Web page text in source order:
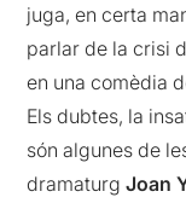
juga, en certa
parlar de la crisi
en una comèdia
Els dubtes, la
són algunes de
dramaturgJoan